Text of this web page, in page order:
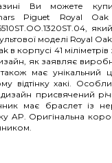
Ви можете
Piguet Royal Oak
моделі Royal
в корпусі 41 міліметрів
як заявляє
має унікальний
відтінку хакі.
присвячений
має браслет із
AP. Оригінальна